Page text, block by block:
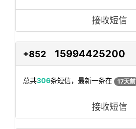
接收短信
+852 15994425200
总共306条短信，最新一条在 17天前
接收短信